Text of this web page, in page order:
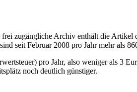
zugängliche Archiv enthält die Artikel
seit Februar 2008 pro Jahr mehr als
pro Jahr, also weniger als 3
noch deutlich günstiger.